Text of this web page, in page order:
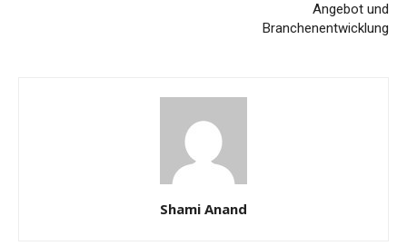
Angebot und
Branchenentwicklung
Shami Anand